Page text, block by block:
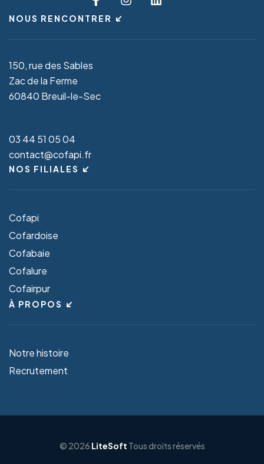
NOUS RENCONTRER
150, rue des Sables
Zac de la Ferme
60840 Breuil-le-Sec
03 44 51 05 04
contact@cofapi.fr
NOS FILIALES
Cofapi
Cofardoise
Cofabaie
Cofalure
Cofairpur
À PROPOS
Notre histoire
Recrutement
© 2026 LiteSoft Tous droits réservés